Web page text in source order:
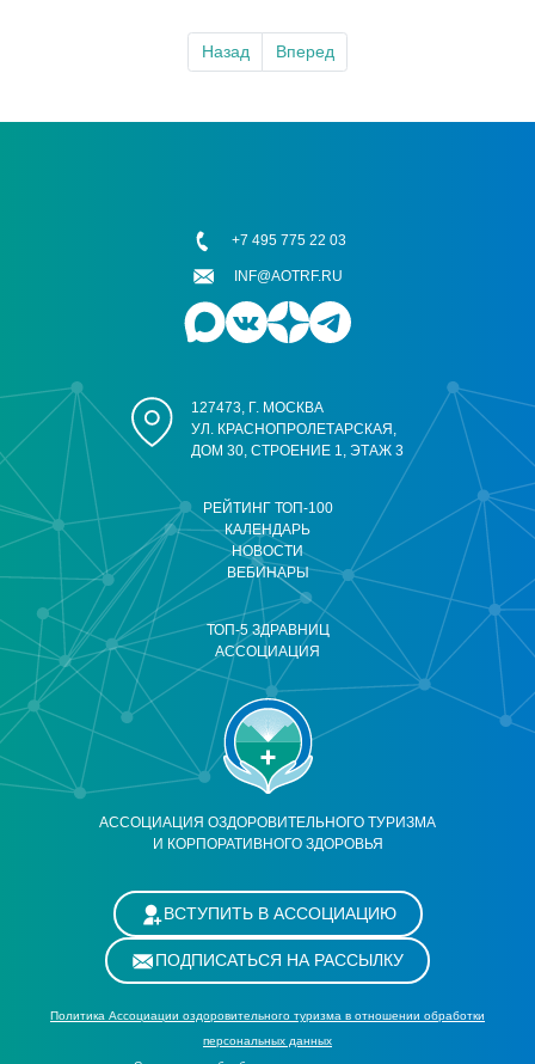
Назад Вперед
АССОЦИАЦИЯ ОЗДОРОВИТЕЛЬНОГО ТУРИЗМА
И КОРПОРАТИВНОГО ЗДОРОВЬЯ
РЕЙТИНГ ТОП-100
КАЛЕНДАРЬ
НОВОСТИ
ВЕБИНАРЫ
ТОП-5 ЗДРАВНИЦ
АССОЦИАЦИЯ
127473, Г. МОСКВА
УЛ. КРАСНОПРОЛЕТАРСКАЯ,
ДОМ 30, СТРОЕНИЕ 1, ЭТАЖ 3
+7 495 775 22 03
INF@AOTRF.RU
ВСТУПИТЬ В АССОЦИАЦИЮ
ПОДПИСАТЬСЯ НА РАССЫЛКУ
Политика Ассоциации оздоровительного туризма в отношении обработки
персональных данных